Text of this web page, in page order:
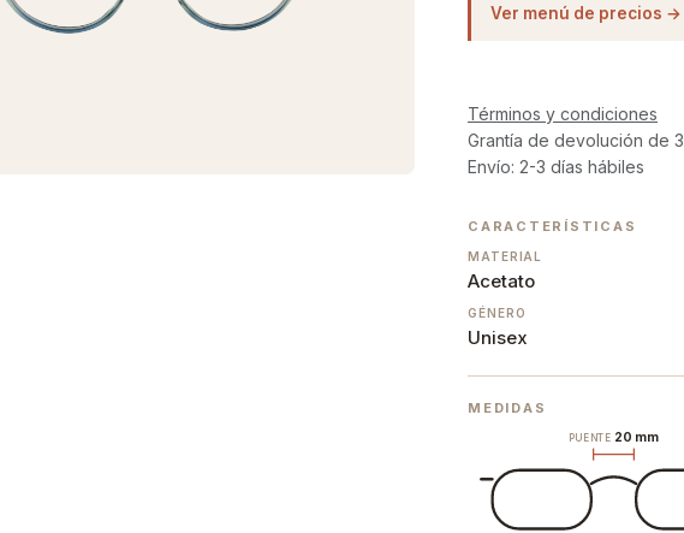
Ver menú de precios →
Términos y condiciones
Grantía de devolución de
Envío: 2-3 días hábiles
CARACTERÍSTICAS
MATERIAL
Acetato
GÉNERO
Unisex
MEDIDAS
PUENTE 20 mm